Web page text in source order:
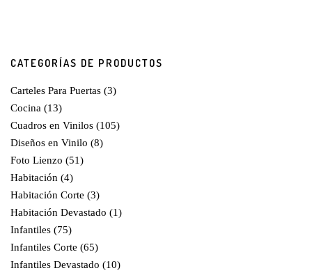
CATEGORÍAS DE PRODUCTOS
Carteles Para Puertas (3)
Cocina (13)
Cuadros en Vinilos (105)
Diseños en Vinilo (8)
Foto Lienzo (51)
Habitación (4)
Habitación Corte (3)
Habitación Devastado (1)
Infantiles (75)
Infantiles Corte (65)
Infantiles Devastado (10)